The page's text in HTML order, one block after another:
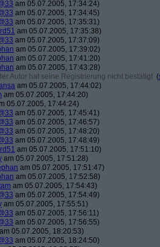
am 05.07.2005, 17:34:24)
am 05.07.2005, 17:34:45)
am 05.07.2005, 17:35:31)
am 05.07.2005, 17:35:38)
am 05.07.2005, 17:37:09)
am 05.07.2005, 17:39:02)
am 05.07.2005, 17:41:20)
am 05.07.2005, 17:43:28)
Autor hat seine Registrierung nicht bestätigt (
am 05.07.2005, 17:44:02)
am 05.07.2005, 17:44:20)
05.07.2005, 17:44:24)
am 05.07.2005, 17:45:41)
am 05.07.2005, 17:46:57)
am 05.07.2005, 17:48:20)
am 05.07.2005, 17:48:49)
am 05.07.2005, 17:51:10)
am 05.07.2005, 17:51:28)
am 05.07.2005, 17:51:47)
am 05.07.2005, 17:52:58)
am 05.07.2005, 17:54:43)
am 05.07.2005, 17:54:49)
am 05.07.2005, 17:55:51)
am 05.07.2005, 17:56:11)
am 05.07.2005, 17:56:55)
am 05.07.2005, 18:20:53)
am 05.07.2005, 18:24:50)